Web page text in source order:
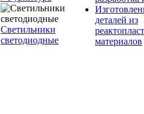
Светильники
светодиодные
деталей из
материалов